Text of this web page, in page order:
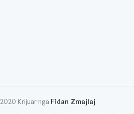
2020 Krijuar ngaFidan Zmajlaj